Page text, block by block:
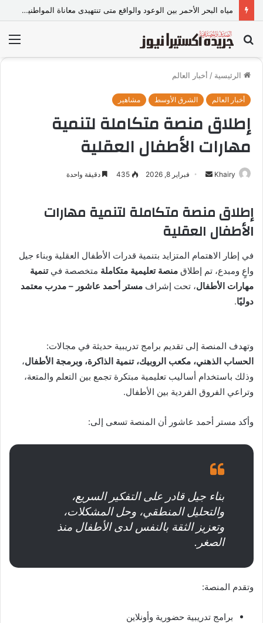
مياه البحر الأحمر بين الوعود والواقع متى تنتهيدى معاناة المواطنين مع الانقطاع المتكرر
بحث
عن
الرئيسية / أخبار العالم
أخبار العالم الشرق الأوسط مشاهير
إطلاق منصة متكاملة لتنمية
مهارات الأطفال العقلية
Khairy
ل
ي
د
ا
ت
و
فبراير 8, 2026 435 دقيقة واحدة
إطلاق منصة متكاملة لتنمية مهارات
الأطفال العقلية
في إطار الاهتمام المتزايد بتنمية قدرات الأطفال العقلية وبناء جيل
واعٍ ومبدع، تم إطلاق منصة تعليمية متكاملة متخصصة فيتنمية
مهارات الأطفال، تحت إشراف مستر أحمد عاشور – مدرب معتمد
دوليًا.
وتهدف المنصة إلى تقديم برامج تدريبية حديثة في مجالات:
الحساب الذهني، مكعب الروبيك، تنمية الذاكرة، وبرمجة الأطفال،
وذلك باستخدام أساليب تعليمية مبتكرة تجمع بين التعلم والمتعة،
وتراعي الفروق الفردية بين الأطفال.
وأكد مستر أحمد عاشور أن المنصة تسعى إلى:
بناء جيل قادر على التفكير السريع،
والتحليل المنطقي، وحل المشكلات،
وتعزيز الثقة بالنفس لدى الأطفال منذ
الصغر.
وتقدم المنصة:
برامج تدريبية حضورية وأونلاين